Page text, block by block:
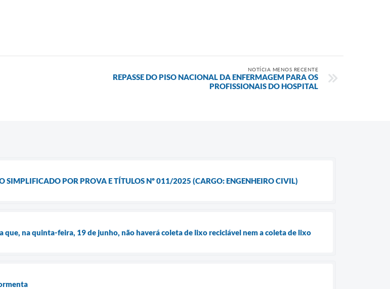
NOTÍCIA MENOS RECENTE
REPASSE DO PISO NACIONAL DA ENFERMAGEM PARA OS
PROFISSIONAIS DO HOSPITAL
SIMPLIFICADO POR PROVA E TÍTULOS Nº 011/2025 (CARGO: ENGENHEIRO CIVIL)
na quinta-feira, 19 de junho, não haverá coleta de lixo reciclável nem a coleta de lixo